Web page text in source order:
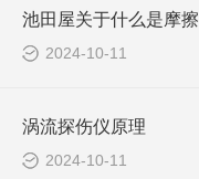
2024-10-11
涡流探伤仪原理
2024-10-11